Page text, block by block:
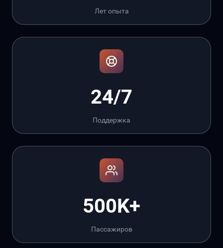
Лет опыта
24/7
Поддержка
500K+
Пассажиров